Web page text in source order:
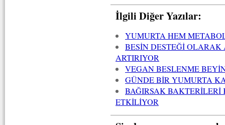
İlgili Diğer Yazılar:
YUMURTA HEM
BESİN DESTEĞİ
ARTIRIYOR
VEGAN BESLENME
GÜNDE BİR YUMURTA
BAĞIRSAK
ETKİLİYOR